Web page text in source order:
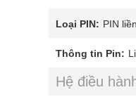
Loại PIN: PIN liền
Thông tin Pin:
Hệ điều